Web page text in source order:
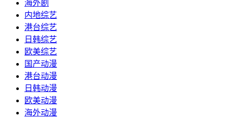
海外剧
内地综艺
港台综艺
日韩综艺
欧美综艺
国产动漫
港台动漫
日韩动漫
欧美动漫
海外动漫